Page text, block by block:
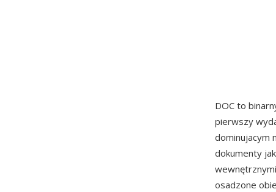
DOC to
pierwszy
dominujacym
dokumenty
osadzone